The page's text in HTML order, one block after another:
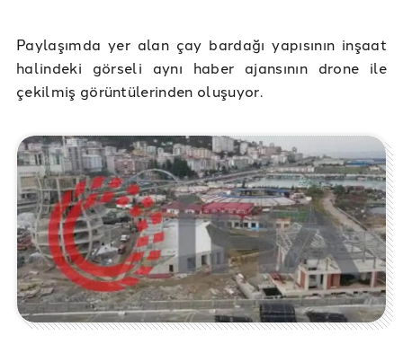
Paylaşımda yer alan çay bardağı yapısının inşaat
halindeki görseli aynı haber ajansının drone ile
çekilmiş görüntülerinden oluşuyor.